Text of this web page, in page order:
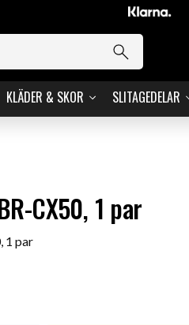
KLÄDER & SKOR SLITAGEDELAR
CX50, 1 par
1 par